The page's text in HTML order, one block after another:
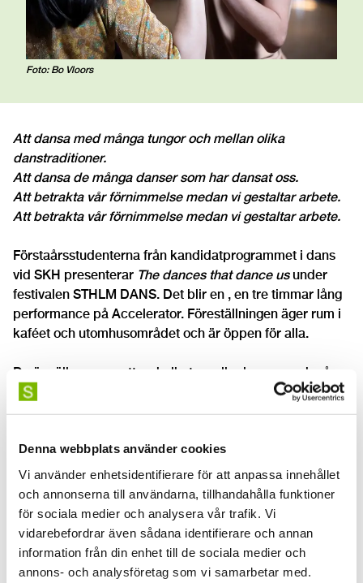
Denna webbplats använder cookies
Vi använder enhetsidentifierare för att anpassa innehållet
och annonserna till användarna, tillhandahålla funktioner
för sociala medier och analysera vår trafik. Vi
vidarebefordrar även sådana identifierare och annan
information från din enhet till de sociala medier och
annons- och analysföretag som vi samarbetar med.
Foto: Bo Vloors
Att dansa med många tungor och mellan olika
danstraditioner.
Att dansa de många danser som har dansat oss.
Att betrakta vår förnimmelse medan vi gestaltar arbete.
Att betrakta vår förnimmelse medan vi gestaltar arbete.
Förstaårsstudenterna från kandidatprogrammet i dans
vid SKH presenterar The dances that dance us under
festivalen STHLM DANS. Det blir en , en tre timmar lång
performance på Accelerator. Föreställningen äger rum i
kaféet och utomhusområdet och är öppen för alla.
Du är välkommen att se helheten, eller komma och gå
som du vill.
DANS webbplats.
Om Accelerator
Accelerator är en konsthall där konst, vetenskap och
samhällsfrågor möts. Verksamheten är en del av
Stockholms universitet, med uppdrag att aktivt
samverka med samhället. Accelerator producerar